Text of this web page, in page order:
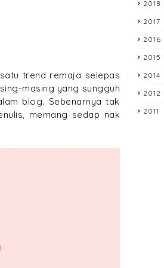
trend remaja selepas
masing yang sungguh
blog. Sebenarnya tak
memang sedap nak
2018
2017
2016
2015
2014
2012
2011